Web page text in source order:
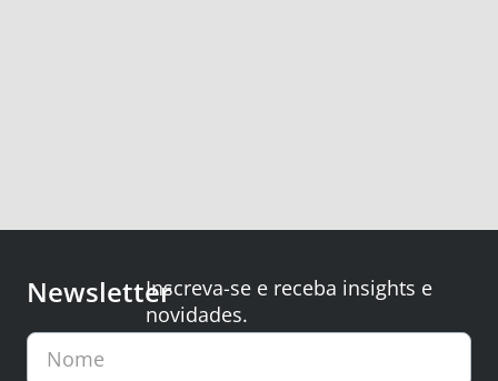
NewsletterInscreva-se e receba insights e
novidades.
Nome